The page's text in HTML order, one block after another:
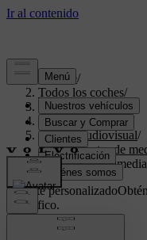
Soporte/
Todos los coches/
V70 2016 /
Manual de usuario
Sistema audiovisual/
Reproductor de
Búsqueda multimedia
Soporte personalizado
específico.
Iniciar sesión